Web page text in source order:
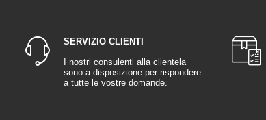
SERVIZIO CLIENTI
I nostri consulenti alla clientela
sono a disposizione per rispondere
a tutte le vostre domande.